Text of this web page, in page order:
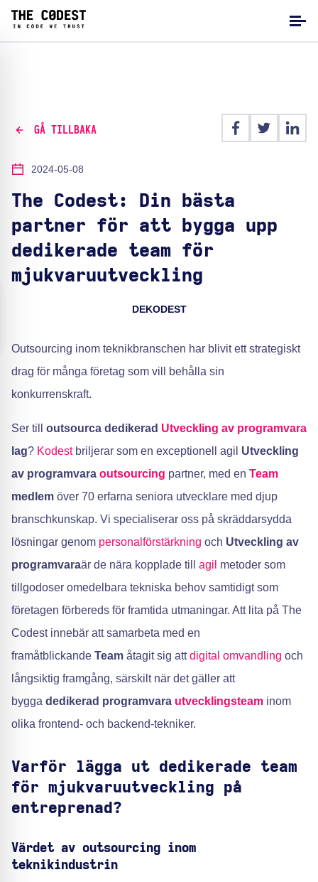
GÅ TILLBAKA
2024-05-08
The Codest: Din bästa
partner för att bygga upp
dedikerade team för
mjukvaruutveckling
DEKODEST
Outsourcing inom teknikbranschen har blivit ett strategiskt
drag för många företag som vill behålla sin
konkurrenskraft.
Ser till outsourca dedikerad Utveckling av programvara
lag? Kodestbriljerar som en exceptionell agil Utveckling
av programvara outsourcing partner, med en Team
medlem över 70 erfarna seniora utvecklare med djup
branschkunskap. Vi specialiserar oss på skräddarsydda
lösningar genom personalförstärkning och Utveckling av
programvaraär de nära kopplade till agil metoder som
tillgodoser omedelbara tekniska behov samtidigt som
företagen förbereds för framtida utmaningar. Att lita på The
Codest innebär att samarbeta med en
framåtblickande Team åtagit sig attdigital omvandling och
långsiktig framgång, särskilt när det gäller att
bygga dedikerad programvara utvecklingsteam inom
olika frontend- och backend-tekniker.
Varför lägga ut dedikerade team
för mjukvaruutveckling på
entreprenad?
Värdet av outsourcing inom
teknikindustrin